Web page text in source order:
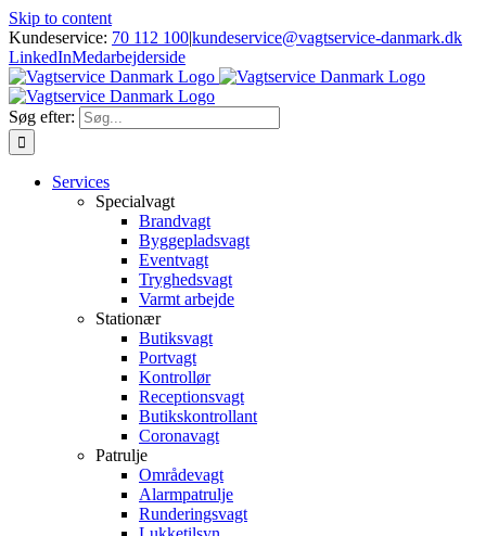
Skip to content
Kundeservice: 70 112 100|kundeservice@vagtservice-danmark.dk
LinkedInMedarbejderside
Søg efter:
Services
Specialvagt
Brandvagt
Byggepladsvagt
Eventvagt
Tryghedsvagt
Varmt arbejde
Stationær
Butiksvagt
Portvagt
Kontrollør
Receptionsvagt
Butikskontrollant
Coronavagt
Patrulje
Områdevagt
Alarmpatrulje
Runderingsvagt